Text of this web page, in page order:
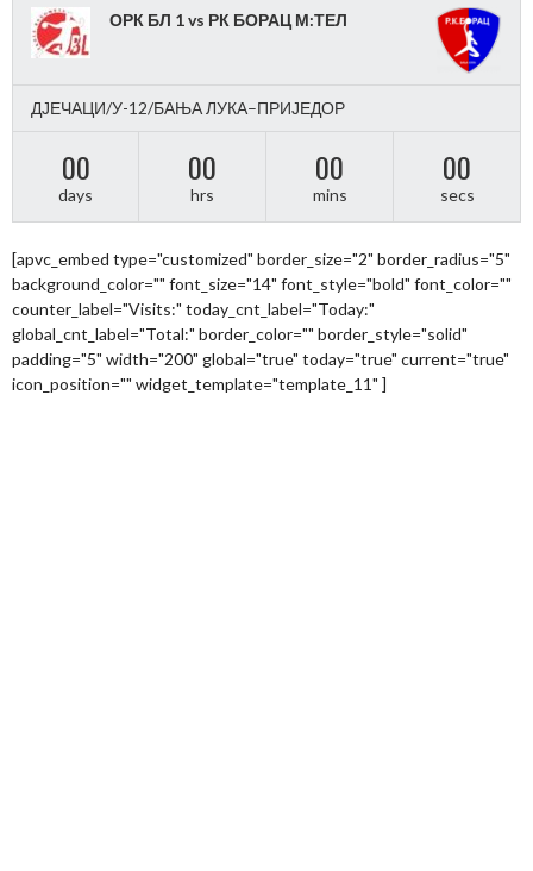
ОРК БЛ 1 vs РК БОРАЦ М:ТЕЛ
ДЈЕЧАЦИ/У-12/БАЊА ЛУКА–ПРИЈЕДОР
00
days
00
hrs
00
mins
00
secs
[apvc_embed type="customized" border_size="2" border_radius="5"
background_color="" font_size="14" font_style="bold" font_color=""
counter_label="Visits:" today_cnt_label="Today:"
global_cnt_label="Total:" border_color="" border_style="solid"
padding="5" width="200" global="true" today="true" current="true"
icon_position="" widget_template="template_11" ]